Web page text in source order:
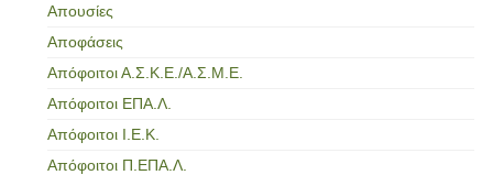
Απουσίες
Αποφάσεις
Απόφοιτοι Α.Σ.Κ.Ε./Α.Σ.Μ.Ε.
Απόφοιτοι ΕΠΑ.Λ.
Απόφοιτοι Ι.Ε.Κ.
Απόφοιτοι Π.ΕΠΑ.Λ.